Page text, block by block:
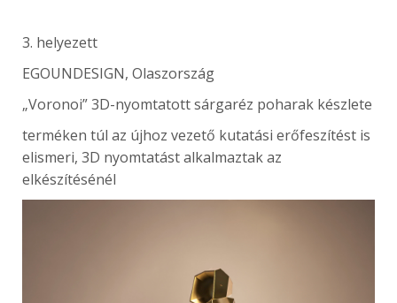
3. helyezett
EGOUNDESIGN, Olaszország
„Voronoi” 3D-nyomtatott sárgaréz poharak készlete
terméken túl az újhoz vezető kutatási erőfeszítést is
elismeri, 3D nyomtatást alkalmaztak az
elkészítésénél